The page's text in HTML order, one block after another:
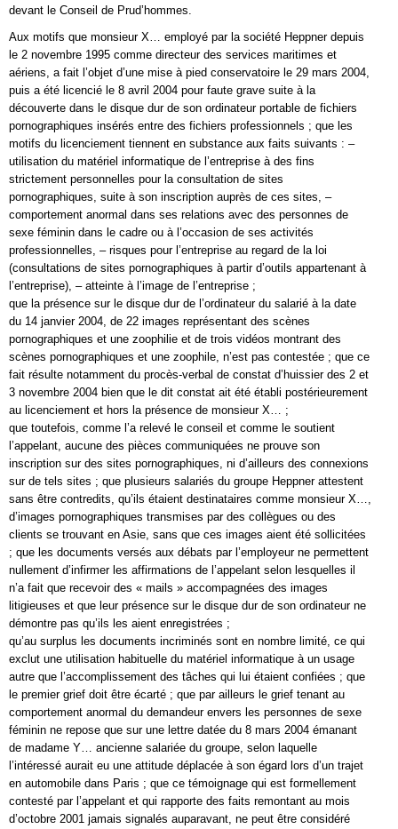
devant le Conseil de Prud’hommes.
Aux motifs que monsieur X… employé par la société Heppner depuis
le 2 novembre 1995 comme directeur des services maritimes et
aériens, a fait l’objet d’une mise à pied conservatoire le 29 mars 2004,
puis a été licencié le 8 avril 2004 pour faute grave suite à la
découverte dans le disque dur de son ordinateur portable de fichiers
pornographiques insérés entre des fichiers professionnels ; que les
motifs du licenciement tiennent en substance aux faits suivants : –
utilisation du matériel informatique de l’entreprise à des fins
strictement personnelles pour la consultation de sites
pornographiques, suite à son inscription auprès de ces sites, –
comportement anormal dans ses relations avec des personnes de
sexe féminin dans le cadre ou à l’occasion de ses activités
professionnelles, – risques pour l’entreprise au regard de la loi
(consultations de sites pornographiques à partir d’outils appartenant à
l’entreprise), – atteinte à l’image de l’entreprise ;
que la présence sur le disque dur de l’ordinateur du salarié à la date
du 14 janvier 2004, de 22 images représentant des scènes
pornographiques et une zoophilie et de trois vidéos montrant des
scènes pornographiques et une zoophile, n’est pas contestée ; que ce
fait résulte notamment du procès-verbal de constat d’huissier des 2 et
3 novembre 2004 bien que le dit constat ait été établi postérieurement
au licenciement et hors la présence de monsieur X… ;
que toutefois, comme l’a relevé le conseil et comme le soutient
l’appelant, aucune des pièces communiquées ne prouve son
inscription sur des sites pornographiques, ni d’ailleurs des connexions
sur de tels sites ; que plusieurs salariés du groupe Heppner attestent
sans être contredits, qu’ils étaient destinataires comme monsieur X…,
d’images pornographiques transmises par des collègues ou des
clients se trouvant en Asie, sans que ces images aient été sollicitées
; que les documents versés aux débats par l’employeur ne permettent
nullement d’infirmer les affirmations de l’appelant selon lesquelles il
n’a fait que recevoir des « mails » accompagnées des images
litigieuses et que leur présence sur le disque dur de son ordinateur ne
démontre pas qu’ils les aient enregistrées ;
qu’au surplus les documents incriminés sont en nombre limité, ce qui
exclut une utilisation habituelle du matériel informatique à un usage
autre que l’accomplissement des tâches qui lui étaient confiées ; que
le premier grief doit être écarté ; que par ailleurs le grief tenant au
comportement anormal du demandeur envers les personnes de sexe
féminin ne repose que sur une lettre datée du 8 mars 2004 émanant
de madame Y… ancienne salariée du groupe, selon laquelle
l’intéressé aurait eu une attitude déplacée à son égard lors d’un trajet
en automobile dans Paris ; que ce témoignage qui est formellement
contesté par l’appelant et qui rapporte des faits remontant au mois
d’octobre 2001 jamais signalés auparavant, ne peut être considéré